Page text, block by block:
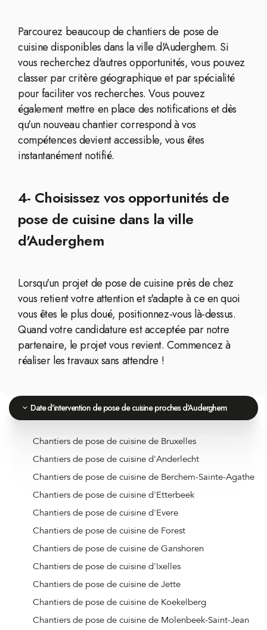
Parcourez beaucoup de chantiers de pose de
cuisine disponibles dans la ville d'Auderghem. Si
vous recherchez d'autres opportunités, vous pouvez
classer par critère géographique et par spécialité
pour faciliter vos recherches. Vous pouvez
également mettre en place des notifications et dès
qu'un nouveau chantier correspond à vos
compétences devient accessible, vous êtes
instantanément notifié.
4- Choisissez vos opportunités de
pose de cuisine dans la ville
d'Auderghem
Lorsqu'un projet de pose de cuisine près de chez
vous retient votre attention et s'adapte à ce en quoi
vous êtes le plus doué, positionnez-vous là-dessus.
Quand votre candidature est acceptée par notre
partenaire, le projet vous revient. Commencez à
réaliser les travaux sans attendre !
Date d'intervention de pose de cuisine proches d'Auderghem
Chantiers de pose de cuisine de Bruxelles
Chantiers de pose de cuisine d'Anderlecht
Chantiers de pose de cuisine de Berchem-Sainte-Agathe
Chantiers de pose de cuisine d'Etterbeek
Chantiers de pose de cuisine d'Evere
Chantiers de pose de cuisine de Forest
Chantiers de pose de cuisine de Ganshoren
Chantiers de pose de cuisine d'Ixelles
Chantiers de pose de cuisine de Jette
Chantiers de pose de cuisine de Koekelberg
Chantiers de pose de cuisine de Molenbeek-Saint-Jean